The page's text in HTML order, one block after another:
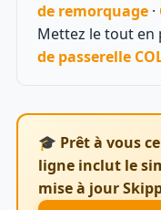
de remorquage ·
Mettez le tout en
de passerelle
🎓 Prêt à vous
ligne inclut le
mise à jour